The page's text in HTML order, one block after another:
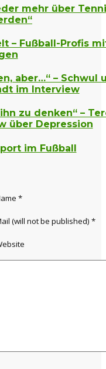
mehr über
– Fußball-Profis
aber…“ – Schwul
im Interview
zu denken“ –
über Depression
im Fußball
*
(will not be published) *